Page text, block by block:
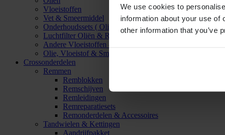
We use cookies to
information about your use of
other information that you’ve
Vloeistoffen
Vet & Smeermiddel
Onderhoudssets ( Olie & Filter)
Luchtfilter Oliën & Reinigers
Andere Vloeistoffen & Smeermiddelen
Olie, Vloeistof & Smeermiddel Accessoires
Crossonderdelen
Remmen
Remblokken
Remschijven
Remleidingen
Remreparatiesets
Remonderdelen & Accessoires
Tandwielen & Kettingen
Aandrijfpakket